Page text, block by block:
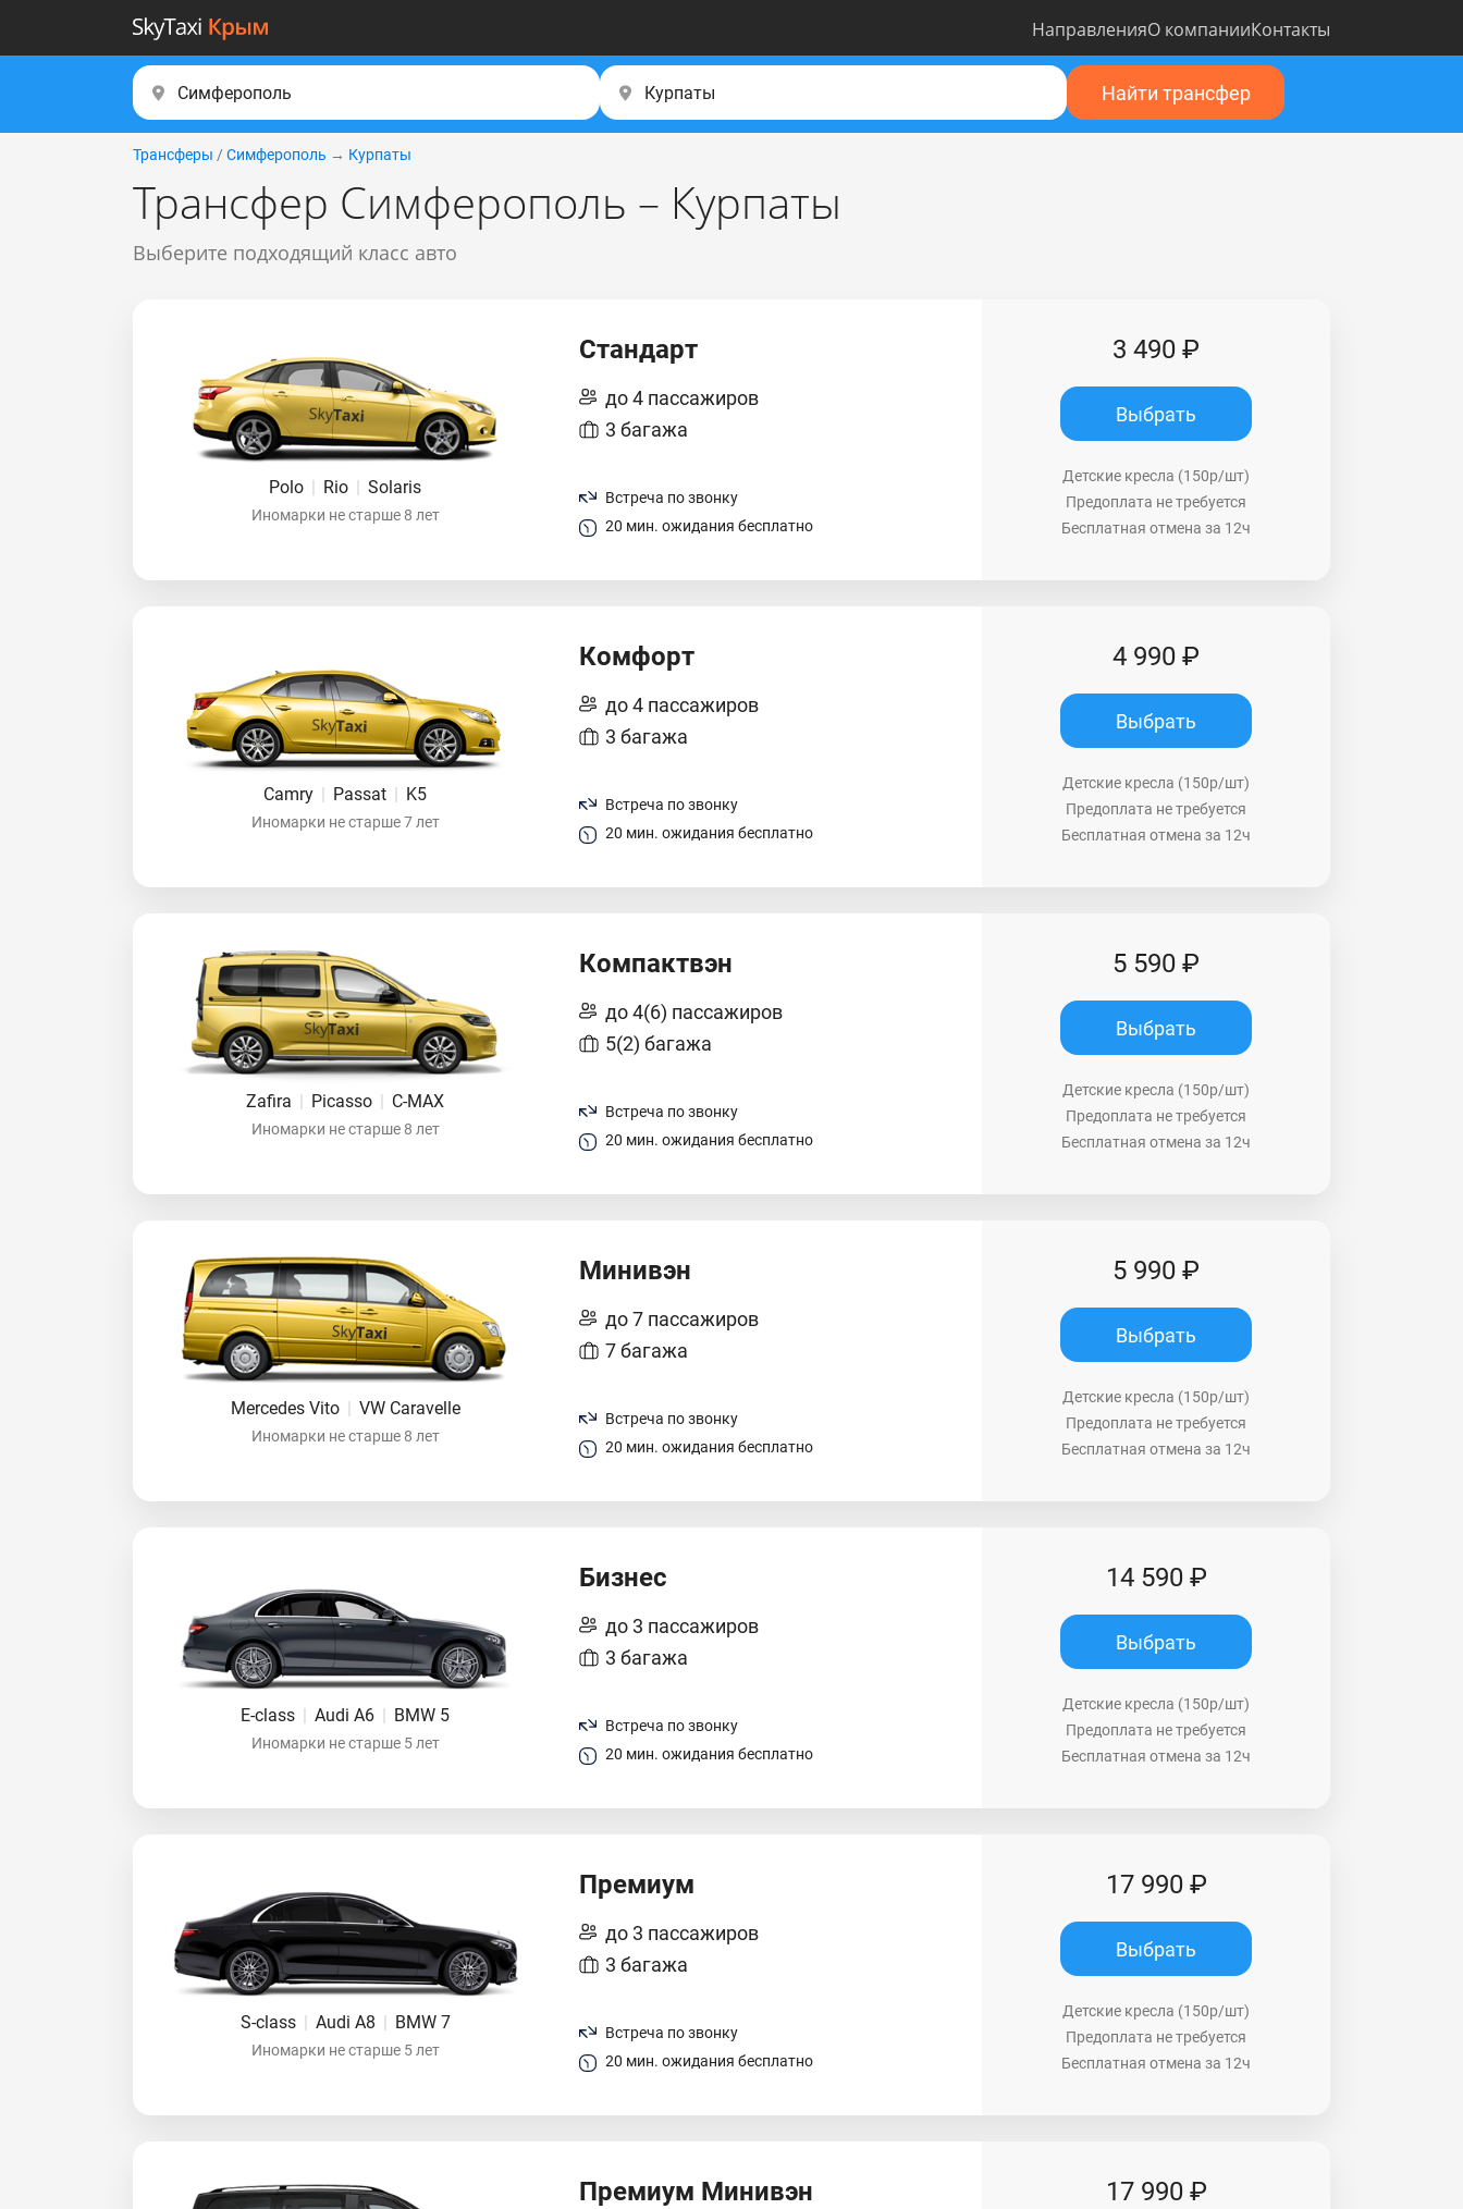
НаправленияО компанииКонтакты
Найти трансфер
Трансферы / Симферополь → Курпаты
Трансфер Симферополь – Курпаты
Выберите подходящий класс авто
Polo | Rio | Solaris
Иномарки не старше 8 лет
Стандарт
до 4 пассажиров
3 багажа
Встреча по звонку
20 мин. ожидания бесплатно
3 490 ₽
Выбрать
Детские кресла (150р/шт)
Предоплата не требуется
Бесплатная отмена за 12ч
Camry | Passat | K5
Иномарки не старше 7 лет
Комфорт
до 4 пассажиров
3 багажа
Встреча по звонку
20 мин. ожидания бесплатно
4 990 ₽
Выбрать
Детские кресла (150р/шт)
Предоплата не требуется
Бесплатная отмена за 12ч
Zafira | Picasso | C-MAX
Иномарки не старше 8 лет
Компактвэн
до 4(6) пассажиров
5(2) багажа
Встреча по звонку
20 мин. ожидания бесплатно
5 590 ₽
Выбрать
Детские кресла (150р/шт)
Предоплата не требуется
Бесплатная отмена за 12ч
Mercedes Vito | VW Caravelle
Иномарки не старше 8 лет
Минивэн
до 7 пассажиров
7 багажа
Встреча по звонку
20 мин. ожидания бесплатно
5 990 ₽
Выбрать
Детские кресла (150р/шт)
Предоплата не требуется
Бесплатная отмена за 12ч
E-class | Audi A6 | BMW 5
Иномарки не старше 5 лет
Бизнес
до 3 пассажиров
3 багажа
Встреча по звонку
20 мин. ожидания бесплатно
14 590 ₽
Выбрать
Детские кресла (150р/шт)
Предоплата не требуется
Бесплатная отмена за 12ч
S-class | Audi A8 | BMW 7
Иномарки не старше 5 лет
Премиум
до 3 пассажиров
3 багажа
Встреча по звонку
20 мин. ожидания бесплатно
17 990 ₽
Выбрать
Детские кресла (150р/шт)
Предоплата не требуется
Бесплатная отмена за 12ч
Премиум Минивэн 17 990 ₽